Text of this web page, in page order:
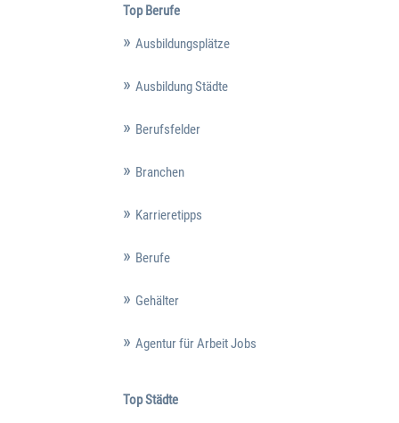
Top Berufe
Ausbildungsplätze
Ausbildung Städte
Berufsfelder
Branchen
Karrieretipps
Berufe
Gehälter
Agentur für Arbeit Jobs
Top Städte